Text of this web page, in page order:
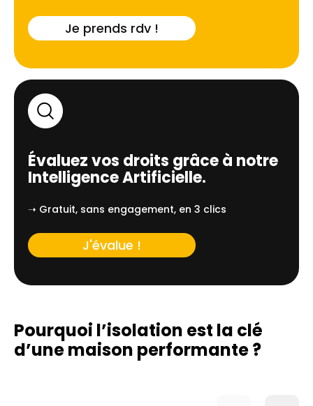
Je prends rdv !
Évaluez vos droits grâce à notre
Intelligence Artificielle.
➝ Gratuit, sans engagement, en 3 clics
J'évalue !
Pourquoi l’isolation est la clé
d’unemaison performante ?